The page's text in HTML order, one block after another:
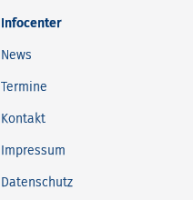
Infocenter
News
Termine
Kontakt
Impressum
Datenschutz